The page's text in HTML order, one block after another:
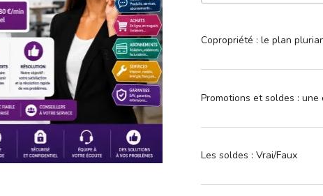
:
Copropriété : le plan
Promotions et soldes : une
Les soldes : Vrai/Faux